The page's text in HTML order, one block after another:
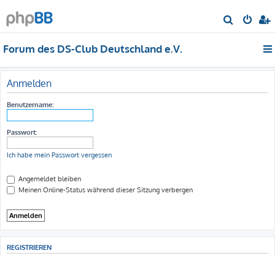
u
Forum des DS-Club Deutschland e.V.
Anmelden
Benutzername:
Passwort:
Ich habe mein Passwort vergessen
Angemeldet bleiben
Meinen Online-Status während dieser Sitzung verbergen
REGISTRIEREN